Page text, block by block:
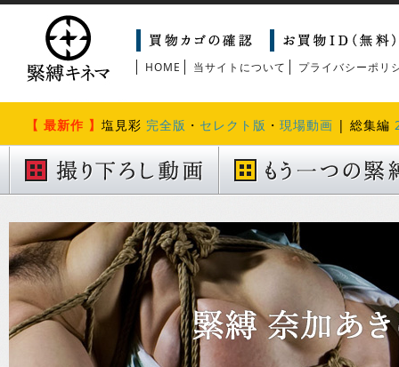
HOME 当サイトについて プライバシーポリ
【 最新作 】 塩見彩 完全版 ・ セレクト版 ・ 現場動画 | 総集編